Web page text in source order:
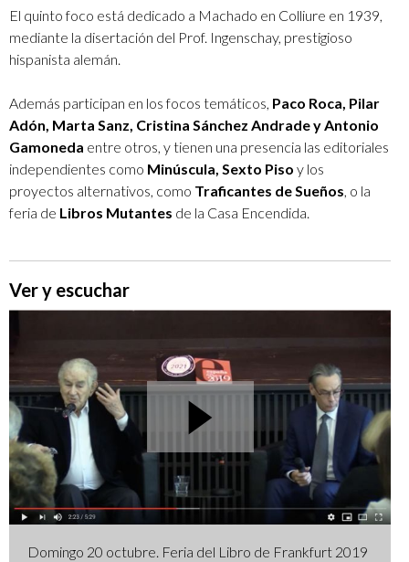
El quinto foco está dedicado a Machado en Colliure en 1939,
mediante la disertación del Prof. Ingenschay, prestigioso
hispanista alemán.
Además participan en los focos temáticos, Paco Roca, Pilar
Adón, Marta Sanz, Cristina Sánchez Andrade y Antonio
Gamoneda entre otros, y tienen una presencia las editoriales
independientes como Minúscula, Sexto Piso y los
proyectos alternativos, como Traficantes de Sueños , o la
feria de Libros Mutantes de la Casa Encendida.
Ver y escuchar
Domingo 20 octubre. Feria del Libro de Frankfurt 2019